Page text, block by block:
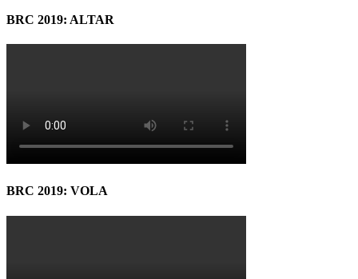
BRC 2019: ALTAR
BRC 2019: VOLA